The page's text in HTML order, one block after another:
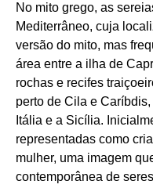
No mito grego, as
Mediterrâneo, cuja
versão do mito, mas
área entre a ilha de
rochas e recifes
perto de Cila e
Itália e a Sicília.
representadas como
mulher, uma imagem
contemporânea de